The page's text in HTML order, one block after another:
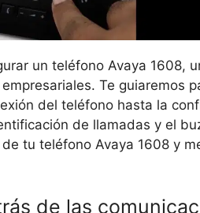
un teléfono Avaya 1608,
Te guiaremos
del teléfono hasta la
de llamadas y el
tu teléfono Avaya 1608 y
de las